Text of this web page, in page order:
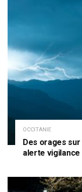
OCCITANIE
Des orages
alerte vigilance